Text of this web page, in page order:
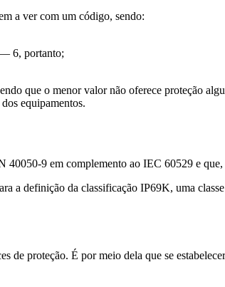
a ver com um código, sendo:
— 6, portanto;
que o menor valor não oferece proteção
equipamentos.
40050-9 em complemento ao IEC 60529 e
a definição da classificação IP69K, uma
de proteção. É por meio dela que se